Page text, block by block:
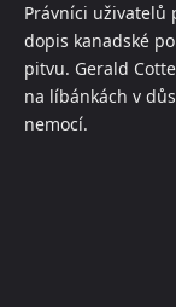
Právníci uživatelů
dopis kanadské
pitvu. Gerald
na líbánkách v
nemocí.